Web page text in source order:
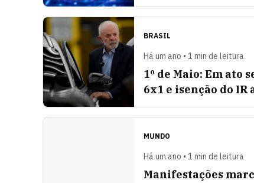
BRASIL
Há um ano • 1 min de leitura
1º de Maio: Em ato
6x1 e isenção do IR
MUNDO
Há um ano • 1 min de leitura
Manifestações